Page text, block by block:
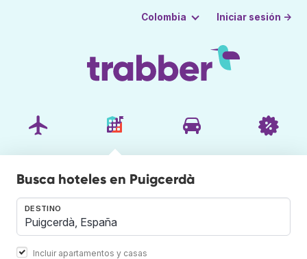
Colombia Iniciar sesión →
Busca hoteles en Puigcerdà
DESTINO
Incluir apartamentos y casas